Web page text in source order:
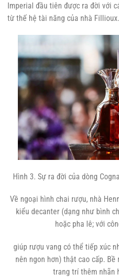
Imperial đầu tiên được ra đời với
từ thế hệ tài năng của nhà Fillioux.
Hình 3. Sự ra đời của dòng
Về ngoại hình chai rượu, nhà
kiểu decanter (dạng như bình
hoặc pha lê; với
giúp rượu vang có thể tiếp xúc
nên ngon hơn) thật cao cấp.
trang trí thêm nhãn